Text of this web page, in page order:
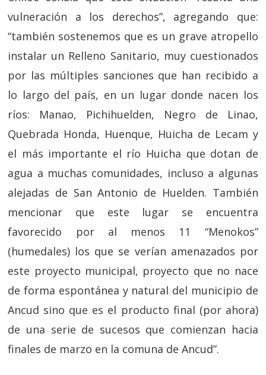
vulneración a los derechos”, agregando que:
“también sostenemos que es un grave atropello
instalar un Relleno Sanitario, muy cuestionados
por las múltiples sanciones que han recibido a
lo largo del país, en un lugar donde nacen los
ríos: Manao, Pichihuelden, Negro de Linao,
Quebrada Honda, Huenque, Huicha de Lecam y
el más importante el río Huicha que dotan de
agua a muchas comunidades, incluso a algunas
alejadas de San Antonio de Huelden. También
mencionar que este lugar se encuentra
favorecido por al menos 11 “Menokos”
(humedales) los que se verían amenazados por
este proyecto municipal, proyecto que no nace
de forma espontánea y natural del municipio de
Ancud sino que es el producto final (por ahora)
de una serie de sucesos que comienzan hacia
finales de marzo en la comuna de Ancud”.